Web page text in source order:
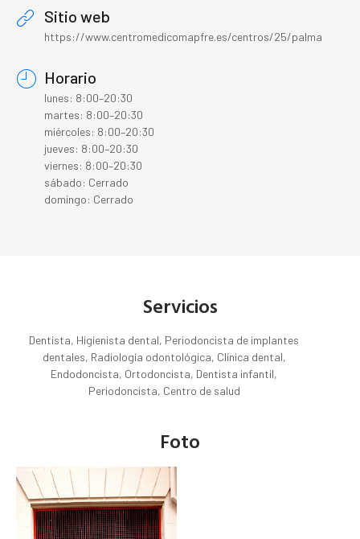
Sitio web
https://www.centromedicomapfre.es/centros/25/palma
Horario
lunes: 8:00–20:30
martes: 8:00–20:30
miércoles: 8:00–20:30
jueves: 8:00–20:30
viernes: 8:00–20:30
sábado: Cerrado
domingo: Cerrado
Servicios
Dentista, Higienista dental, Periodoncista de implantes
dentales, Radiología odontológica, Clínica dental,
Endodoncista, Ortodoncista, Dentista infantil,
Periodoncista, Centro de salud
Foto